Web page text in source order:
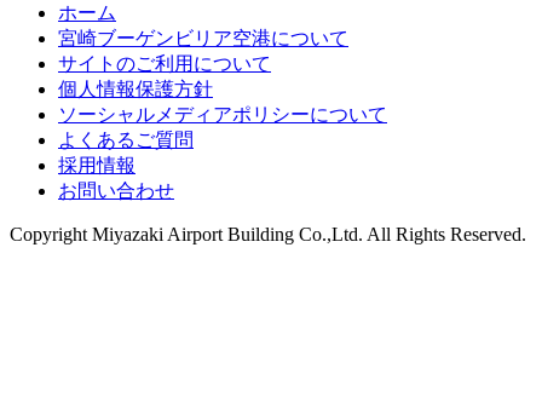
ホーム
宮崎ブーゲンビリア空港について
サイトのご利用について
個人情報保護方針
ソーシャルメディアポリシーについて
よくあるご質問
採用情報
お問い合わせ
Copyright Miyazaki Airport Building Co.,Ltd. All Rights Reserved.